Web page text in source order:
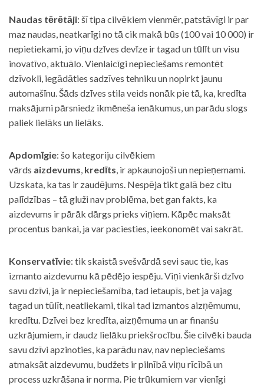
Naudas tērētāji: šī tipa cilvēkiem vienmēr, patstāvīgi ir par
maz naudas, neatkarīgi no tā cik makā būs (100 vai 10 000) ir
nepietiekami, jo viņu dzīves devīze ir tagad un tūlīt un visu
inovatīvo, aktuālo. Vienlaicīgi nepieciešams remontēt
dzīvokli, iegādāties sadzīves tehniku un nopirkt jaunu
automašīnu. Šāds dzīves stila veids nonāk pie tā, ka, kredīta
maksājumi pārsniedz ikmēneša ienākumus, un parādu slogs
paliek lielāks un lielāks.
Apdomīgie: šo kategoriju cilvēkiem
vārds aizdevums, kredīts, ir apkaunojoši un nepieņemami.
Uzskata, ka tas ir zaudējums. Nespēja tikt galā bez citu
palīdzības – tā gluži nav problēma, bet gan fakts, ka
aizdevums ir pārāk dārgs prieks viņiem. Kāpēc maksāt
procentus bankai, ja var paciesties, ieekonomēt vai sakrāt.
Konservatīvie: tik skaistā svešvārdā sevi sauc tie, kas
izmanto aizdevumu kā pēdējo iespēju. Viņi vienkārši dzīvo
savu dzīvi, ja ir nepieciešamība, tad ietaupīs, bet ja vajag
tagad un tūlīt, neatliekami, tikai tad izmantos aizņēmumu,
kredītu. Dzīvei bez kredīta, aizņēmuma un ar finanšu
uzkrājumiem, ir daudz lielāku priekšrocību. Šie cilvēki bauda
savu dzīvi apzinoties, ka parādu nav, nav nepieciešams
atmaksāt aizdevumu, budžets ir pilnībā viņu rīcībā un
process uzkrāšana ir norma. Pie trūkumiem var vienīgi